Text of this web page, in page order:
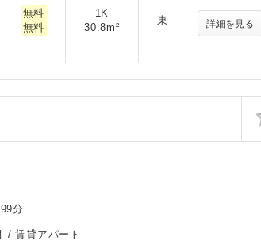
無料
無料
1K
30.8m²
東 詳細を見る
分
/ 賃貸アパート